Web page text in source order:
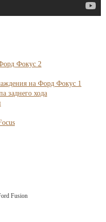
Фокус 2
на Форд Фокус 1
заднего хода
Fusion